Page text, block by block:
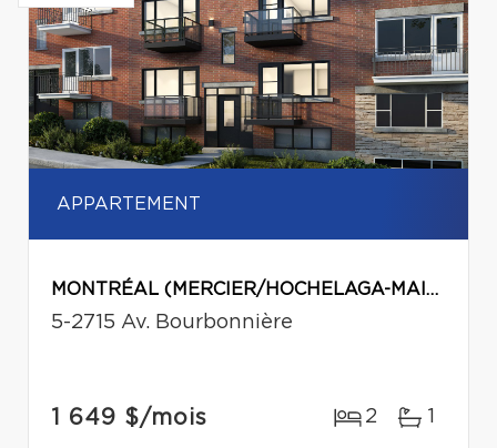
APPARTEMENT
MONTRÉAL (MERCIER/HOCHELAGA-MAISONNEUVE)
5-2715 Av. Bourbonnière
1 649 $/mois 2 1